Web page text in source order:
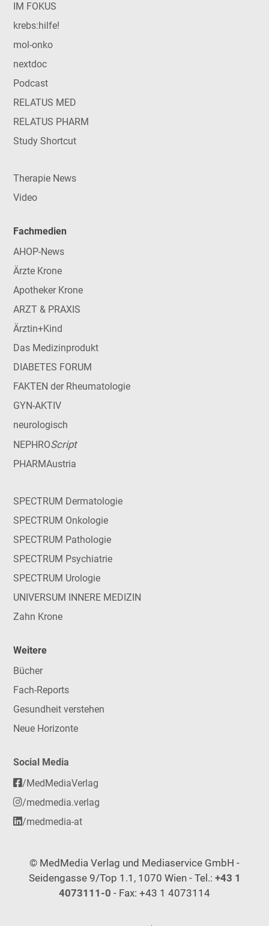
IM FOKUS
krebs:hilfe!
mol-onko
nextdoc
Podcast
RELATUS MED
RELATUS PHARM
Study Shortcut
Therapie News
Video
Fachmedien
AHOP-News
Ärzte Krone
Apotheker Krone
ARZT & PRAXIS
Ärztin+Kind
Das Medizinprodukt
DIABETES FORUM
FAKTEN der Rheumatologie
GYN-AKTIV
neurologisch
NEPHROScript
PHARMAustria
SPECTRUM Dermatologie
SPECTRUM Onkologie
SPECTRUM Pathologie
SPECTRUM Psychiatrie
SPECTRUM Urologie
UNIVERSUM INNERE MEDIZIN
Zahn Krone
Weitere
Bücher
Fach-Reports
Gesundheit verstehen
Neue Horizonte
Social Media
/MedMediaVerlag
/medmedia.verlag
/medmedia-at
© MedMedia Verlag und Mediaservice GmbH -
Seidengasse 9/Top 1.1, 1070 Wien - Tel.: +43 1
4073111-0 - Fax: +43 1 4073114